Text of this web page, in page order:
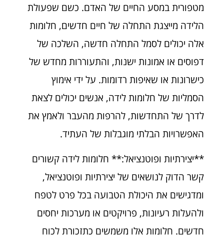
מטפורית במסע החיים של האדם. כשם שפעולת
הלידה מייצגת התחלה של חיים חדשים, חלומות
אלה יכולים לסמל התחלה חדשה, השלכה של
דפוסים או אמונות ישנות, והתעוררות מחדש של
כישרונות או שאיפות רדומות. על ידי אימוץ
הסמליות של חלומות לידה, אנשים יכולים לצאת
לדרך של התחדשות, להרפות מהעבר ולאמץ את
האפשרויות הבלתי מוגבלות של העתיד.
**יצירתיות ופוטנציאל:** חלומות לידה קשורים
קשר הדוק לנושאים של יצירתיות ופוטנציאל,
ומדגישים את היכולת הטבועה בכל פרט לטפח
ולהעלות רעיונות, פרויקטים או מערכות יחסים
חדשים. חלומות אלו משמשים כתזכורת לכוח